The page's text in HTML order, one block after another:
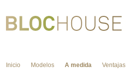
Inicio Modelos A medida Ventajas